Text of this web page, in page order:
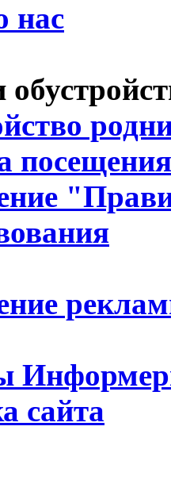
нас
сайта